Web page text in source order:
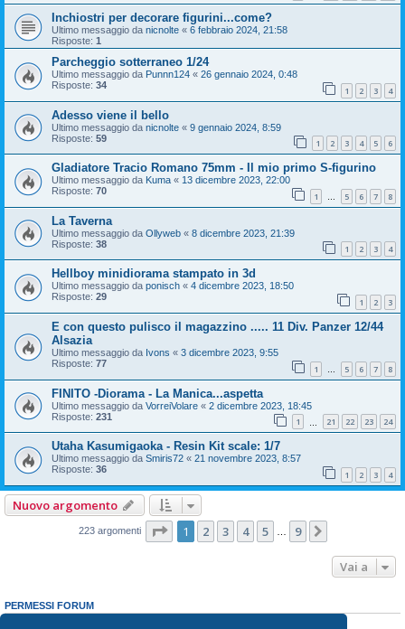
Inchiostri per decorare figurini...come?
Ultimo messaggio da nicnolte « 6 febbraio 2024, 21:58
Risposte: 1
Parcheggio sotterraneo 1/24
Ultimo messaggio da Punnn124 « 26 gennaio 2024, 0:48
Risposte: 34 1 2 3 4
Adesso viene il bello
Ultimo messaggio da nicnolte « 9 gennaio 2024, 8:59
Risposte: 59 1 2 3 4 5 6
Gladiatore Tracio Romano 75mm - Il mio primo S-figurino
Ultimo messaggio da Kuma « 13 dicembre 2023, 22:00
Risposte: 70 1 … 5 6 7 8
La Taverna
Ultimo messaggio da Ollyweb « 8 dicembre 2023, 21:39
Risposte: 38 1 2 3 4
Hellboy minidiorama stampato in 3d
Ultimo messaggio da ponisch « 4 dicembre 2023, 18:50
Risposte: 29 1 2 3
E con questo pulisco il magazzino ..... 11 Div. Panzer 12/44
Alsazia
Ultimo messaggio da Ivons « 3 dicembre 2023, 9:55
Risposte: 77 1 … 5 6 7 8
FINITO -Diorama - La Manica...aspetta
Ultimo messaggio da VorreiVolare « 2 dicembre 2023, 18:45
Risposte: 231 1 21 22 23 24
Utaha Kasumigaoka - Resin Kit scale: 1/7
Ultimo messaggio da Smiris72 « 21 novembre 2023, 8:57
Risposte: 36 1 2 3 4
Nuovo argomento
223 argomenti Pagina di
1 2 3 4 5 9
Vai a
PERMESSI FORUM